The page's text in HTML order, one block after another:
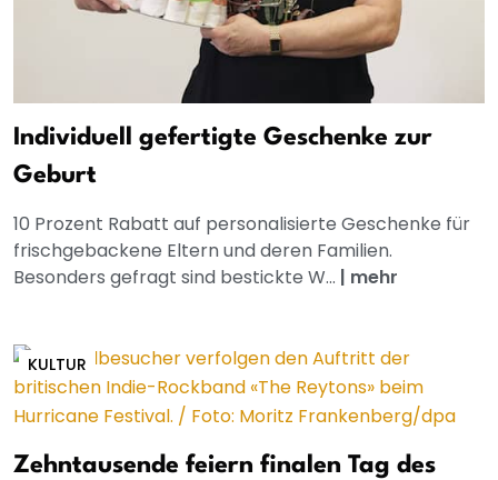
Individuell gefertigte Geschenke zur
Geburt
10 Prozent Rabatt auf personalisierte Geschenke für
frischgebackene Eltern und deren Familien.
Besonders gefragt sind bestickte W... | mehr
KULTUR
Zehntausende feiern finalen Tag des